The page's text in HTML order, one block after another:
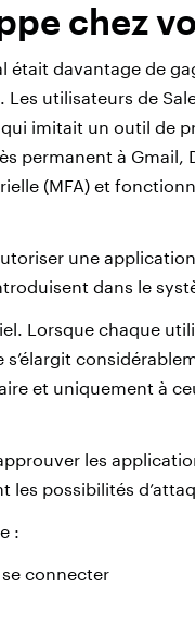
chez
était davantage de
utilisateurs de
imitait un outil de
permanent à Gmail,
(MFA) et
une application
dans le
Lorsque chaque
et uniquement à
les
les possibilités
:
connecter